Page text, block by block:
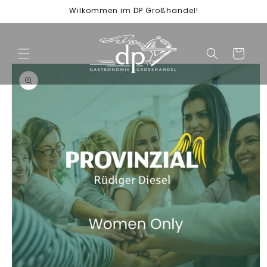
Inhalt
Wilkommen im DP Großhandel!
Warenkorb